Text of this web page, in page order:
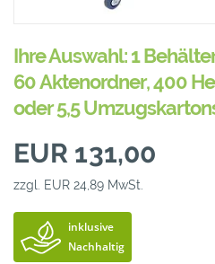
Ihre Auswahl: 1
60 Aktenordner, 400
oder 5,5
EUR 131,00
zzgl. EUR 24,89 MwSt.
inklusive
Nachhaltig